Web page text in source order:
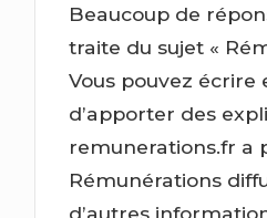
Beaucoup de
traite du sujet «
Vous pouvez
d’apporter des
remunerations.fr a
Rémunérations
d’autres